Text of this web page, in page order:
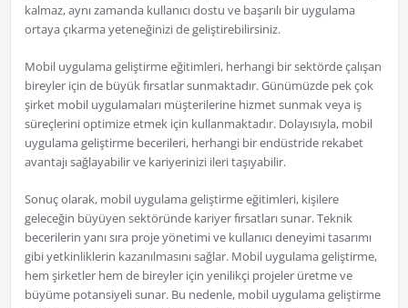
kalmaz, aynı zamanda kullanıcı dostu ve başarılı bir uygulama
ortaya çıkarma yeteneğinizi de geliştirebilirsiniz.
Mobil uygulama geliştirme eğitimleri, herhangi bir sektörde çalışan
bireyler için de büyük fırsatlar sunmaktadır. Günümüzde pek çok
şirket mobil uygulamaları müşterilerine hizmet sunmak veya iş
süreçlerini optimize etmek için kullanmaktadır. Dolayısıyla, mobil
uygulama geliştirme becerileri, herhangi bir endüstride rekabet
avantajı sağlayabilir ve kariyerinizi ileri taşıyabilir.
Sonuç olarak, mobil uygulama geliştirme eğitimleri, kişilere
geleceğin büyüyen sektöründe kariyer fırsatları sunar. Teknik
becerilerin yanı sıra proje yönetimi ve kullanıcı deneyimi tasarımı
gibi yetkinliklerin kazanılmasını sağlar. Mobil uygulama geliştirme,
hem şirketler hem de bireyler için yenilikçi projeler üretme ve
büyüme potansiyeli sunar. Bu nedenle, mobil uygulama geliştirme